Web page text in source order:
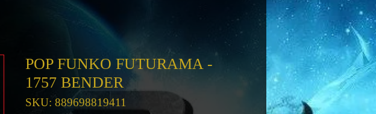
POP FUNKO FUTURAMA -
1757 BENDER
SKU: 889698819411